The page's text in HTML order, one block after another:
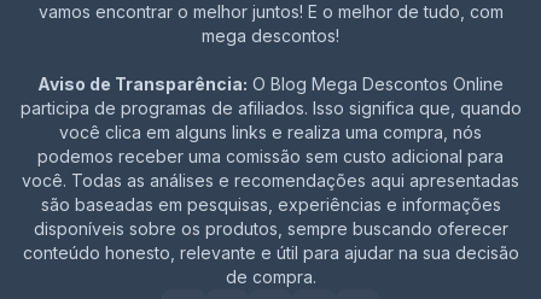
vamos encontrar o melhor juntos! E o melhor de tudo, com
mega descontos!
Aviso de Transparência: O Blog Mega Descontos Online
participa de programas de afiliados. Isso significa que, quando
você clica em alguns links e realiza uma compra, nós
podemos receber uma comissão sem custo adicional para
você. Todas as análises e recomendações aqui apresentadas
são baseadas em pesquisas, experiências e informações
disponíveis sobre os produtos, sempre buscando oferecer
conteúdo honesto, relevante e útil para ajudar na sua decisão
de compra.